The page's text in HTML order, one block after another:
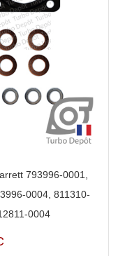
793996-0001,
0004, 811310-
0004